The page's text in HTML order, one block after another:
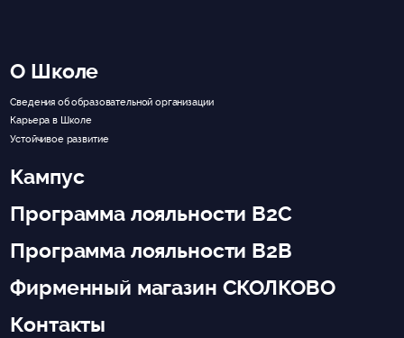
О Школе
Сведения об образовательной организации
Карьера в Школе
Устойчивое развитие
Кампус
Программа лояльности B2C
Программа лояльности B2B
Фирменный магазин СКОЛКОВО
Контакты